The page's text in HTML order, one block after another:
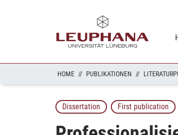
HOME PUBLIKATIONEN
Dissertation First publication